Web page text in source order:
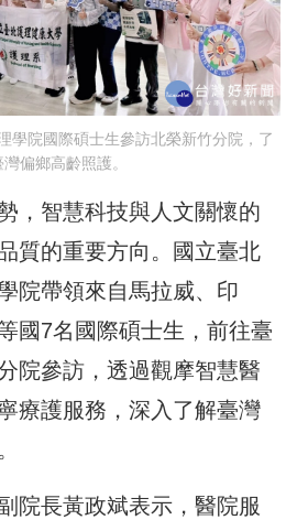
學院國際碩士生參訪北榮新竹分院，了
偏鄉高齡照護。
，智慧科技與人文關懷的
質的重要方向。國立臺北
院帶領來自馬拉威、印
國7名國際碩士生，前往臺
院參訪，透過觀摩智慧醫
療護服務，深入了解臺灣
院長黃政斌表示，醫院服